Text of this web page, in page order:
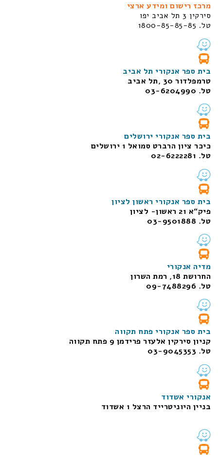
מרכז רישום ומידע ארצי
סירקין 3 תל אביב יפו
טל. 1800-85-85-85
בית ספר אנקורי תל אביב
טרמפלדור 30 ,תל אביב
טל. 03-6204990
בית ספר אנקורי ירושלים
כיכר ציון הרברט סמואל 1
ירושלים
טל. 02-6222281
בית ספר אנקורי ראשון לציון
פיק“א 21 ראשון- לציון
טל. 03-9501888
מדיה אנקורי
החרושת 18, רמת השרון
טל. 09-7488296
בית ספר אנקורי פתח תקווה
קניון סירקין אלעזר פרידמן 9 פתח תקווה
טל. 03-9045353
אנקורי אשדוד
בניין היוניטרייד הרצל 1 אשדוד